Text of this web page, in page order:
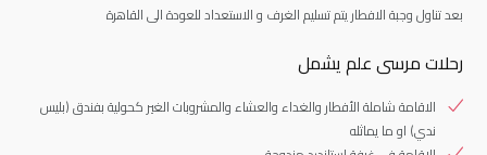
بعد تناول وجبة الافطار يتم تسليم الغرف و الاستعداد للعودة الى القاهرة
رحلات مرسى علم يشمل
الاقامة شاملة الأفطار والغداء والعشاء والمشروبات الغير كحولية بفندق (بليس
ندي) او ما يماثله